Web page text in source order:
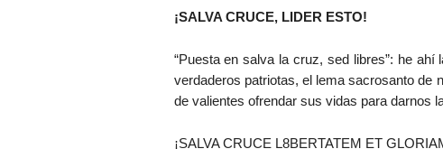
¡SALVA CRUCE, LIDER ESTO!
“Puesta en salva la cruz, sed libres”: he
verdaderos patriotas, el lema sacrosanto de
de valientes ofrendar sus vidas para darnos
¡SALVA CRUCE L8BERTATEM ET